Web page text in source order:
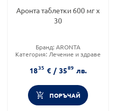
Аронта таблетки 600 мг х
30
Бранд: ARONTA
Категория: Лечение и здраве
1835 € / 3589 лв.
ПОРЪЧАЙ